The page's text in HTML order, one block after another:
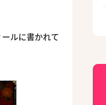
ルに書かれて